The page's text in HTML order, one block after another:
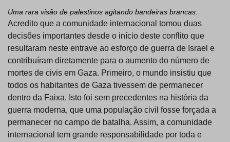
Uma rara visão de palestinos agitando bandeiras brancas.
Acredito que a comunidade internacional tomou duas
decisões importantes desde o início deste conflito que
resultaram neste entrave ao esforço de guerra de Israel e
contribuíram diretamente para o aumento do número de
mortes de civis em Gaza. Primeiro, o mundo insistiu que
todos os habitantes de Gaza tivessem de permanecer
dentro da Faixa. Isto foi sem precedentes na história da
guerra moderna, que uma população civil fosse forçada a
permanecer no campo de batalha. Assim, a comunidade
internacional tem grande responsabilidade por toda e